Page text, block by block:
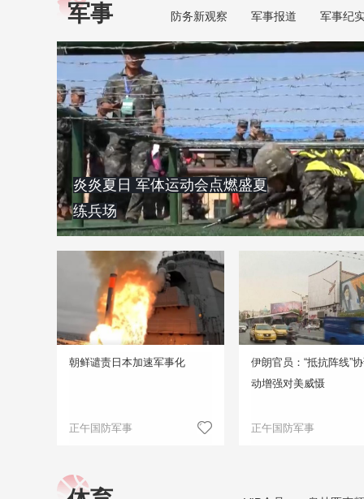
军事 防务新观察 军事报道 军事纪
炎炎夏日 军体运动会点燃盛夏
练兵场
朝鲜谴责日本加速军事化
正午国防军事
伊朗官员：“抵抗阵线”
动增强对美威慑
正午国防军事